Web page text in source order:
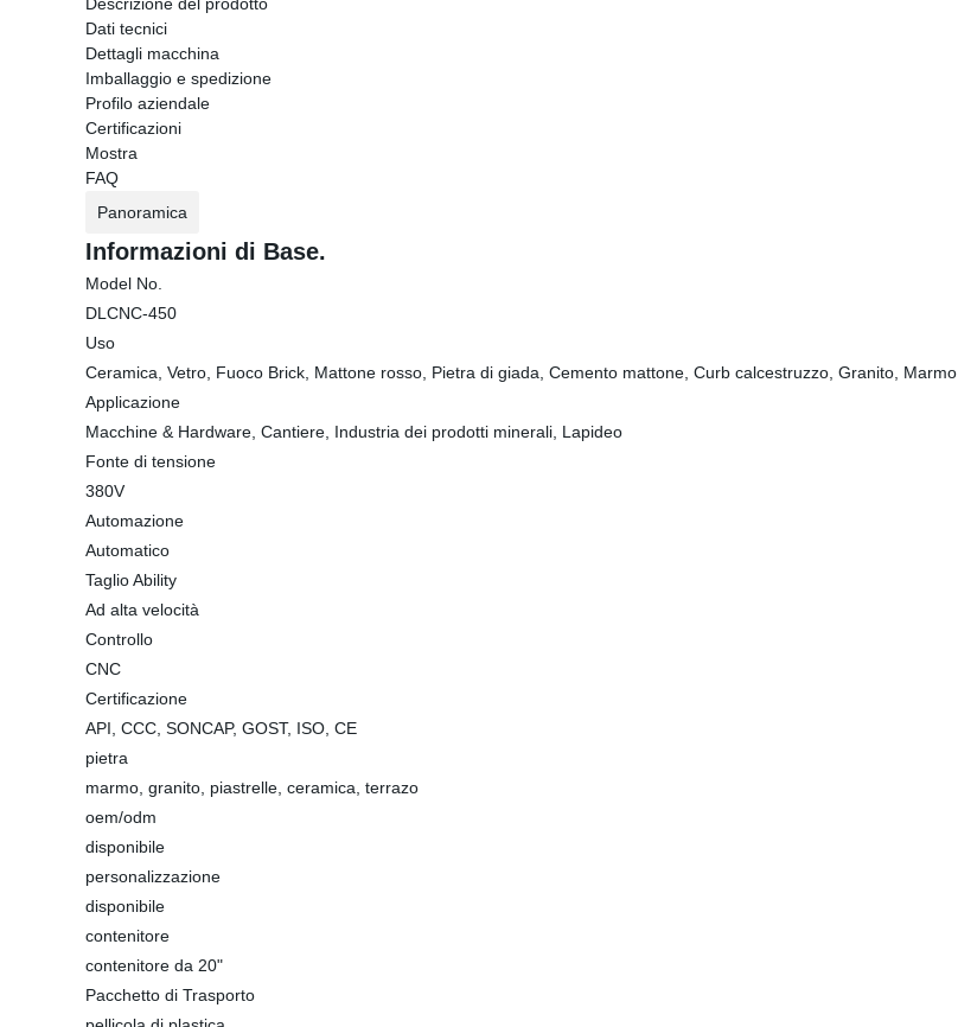
Dati tecnici
Dettagli macchina
Imballaggio e spedizione
Profilo aziendale
Certificazioni
Mostra
FAQ
Panoramica
Informazioni di Base.
Model No.
DLCNC-450
Uso
Ceramica, Vetro, Fuoco Brick, Mattone rosso, Pietra di giada, Cemento mattone, Curb calcestruzzo, Granito, Marmo
Applicazione
Macchine & Hardware, Cantiere, Industria dei prodotti minerali, Lapideo
Fonte di tensione
380V
Automazione
Automatico
Taglio Ability
Ad alta velocità
Controllo
CNC
Certificazione
API, CCC, SONCAP, GOST, ISO, CE
pietra
marmo, granito, piastrelle, ceramica, terrazo
oem/odm
disponibile
personalizzazione
disponibile
contenitore
contenitore da 20"
Pacchetto di Trasporto